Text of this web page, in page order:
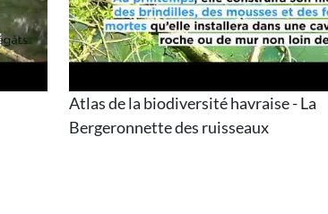
Atlas de la biodiversité havraise - La
Bergeronnette des ruisseaux